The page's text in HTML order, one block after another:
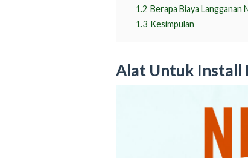
1.2 Berapa Biaya Langganan
1.3 Kesimpulan
Alat Untuk Install